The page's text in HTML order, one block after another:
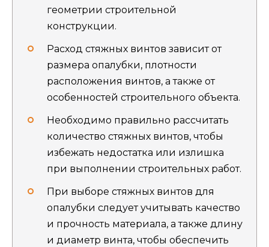
геометрии строительной
конструкции.
Расход стяжных винтов зависит от
размера опалубки, плотности
расположения винтов, а также от
особенностей строительного объекта.
Необходимо правильно рассчитать
количество стяжных винтов, чтобы
избежать недостатка или излишка
при выполнении строительных работ.
При выборе стяжных винтов для
опалубки следует учитывать качество
и прочность материала, а также длину
и диаметр винта, чтобы обеспечить